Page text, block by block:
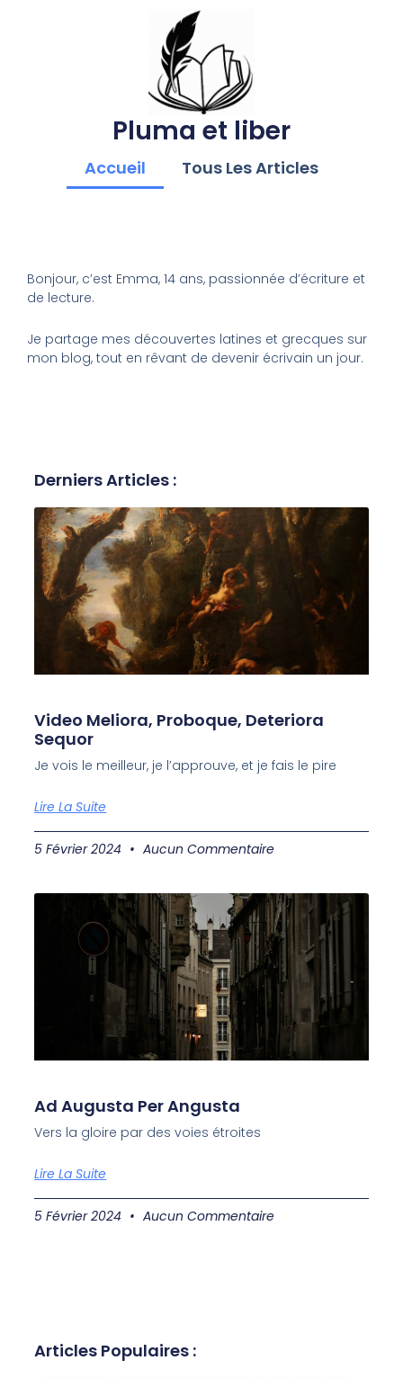
Pluma et liber
Accueil Tous Les Articles
Bonjour, c’est Emma, 14 ans, passionnée d’écriture et
de lecture.
Je partage mes découvertes latines et grecques sur
mon blog, tout en rêvant de devenir écrivain un jour.
Derniers Articles :
Video Meliora, Proboque, Deteriora
Sequor
Je vois le meilleur, je l’approuve, et je fais le pire
Lire La Suite
5 Février 2024 Aucun Commentaire
Ad Augusta Per Angusta
Vers la gloire par des voies étroites
Lire La Suite
5 Février 2024 Aucun Commentaire
Articles Populaires :